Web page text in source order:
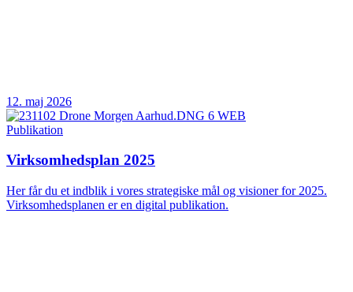
12. maj 2026
Publikation
Virksomhedsplan 2025
Her får du et indblik i vores strategiske mål og visioner for 2025.
Virksomhedsplanen er en digital publikation.